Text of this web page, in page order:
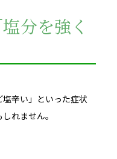
分を強く
塩辛い」といった症状
れません。